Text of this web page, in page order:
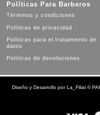
Políticas Para Barberos
Términos y condiciones
Políticas de privacidad
Políticas para el tratamiento de
datos
Políticas de devoluciones
Diseño y Desarrollo porLa_Filial ©